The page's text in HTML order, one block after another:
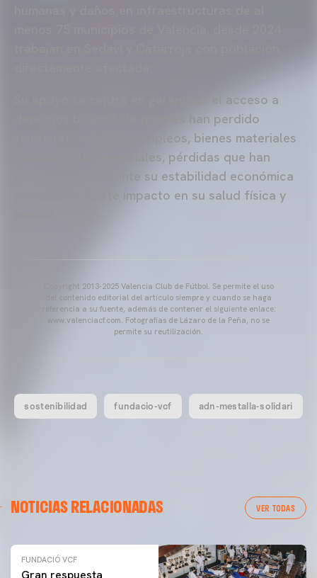
Su apoyo se centra en garantizar el acceso a
derechos básicos de quienes han perdido
familiares, viviendas, empleos, bienes materiales
y documentos esenciales, pérdidas que han
afectado gravemente su estabilidad económica
y tenido un fuerte impacto en su salud física y
Copyright 2013-2025 Valencia Club de Fútbol. Se permite el uso
del contenido editorial del artículo siempre y cuando se haga
referencia a su fuente, además de contener el siguiente enlace:
www.valenciacf.com. Fotografías de Lázaro de la Peña, no se
permite su reutilización.
sostenibilidad fundacio-vcf adn-mestalla-solidari
NOTICIAS RELACIONADAS VER TODAS
FUNDACIÓ VCF
Gran respuesta